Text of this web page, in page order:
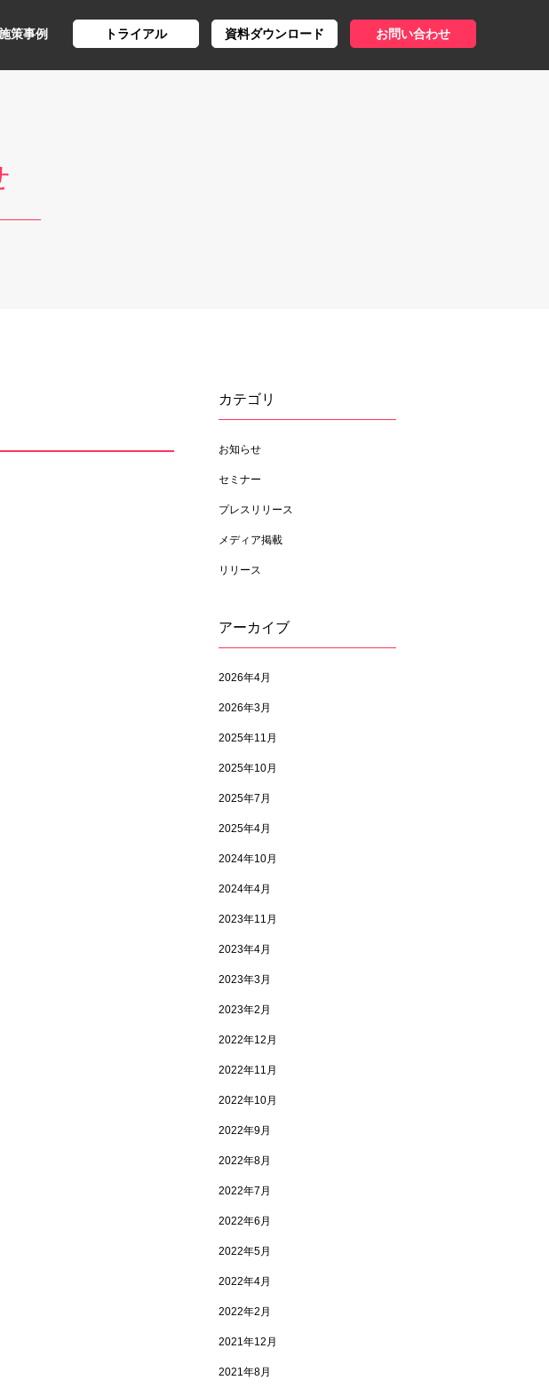
策事例 トライアル 資料ダウンロード お問い合わせ
カテゴリ
お知らせ
セミナー
プレスリリース
メディア掲載
リリース
アーカイブ
2026年4月
2026年3月
2025年11月
2025年10月
2025年7月
2025年4月
2024年10月
2024年4月
2023年11月
2023年4月
2023年3月
2023年2月
2022年12月
2022年11月
2022年10月
2022年9月
2022年8月
2022年7月
2022年6月
2022年5月
2022年4月
2022年2月
2021年12月
2021年8月